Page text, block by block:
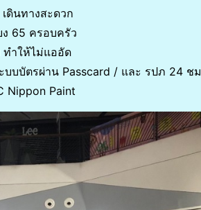
ดินทางสะดวก
ง 65 ครอบครัว
ทำให้ไม่แออัด
บบัตรผ่าน Passcard / และ รปภ 24 ชม
Nippon Paint